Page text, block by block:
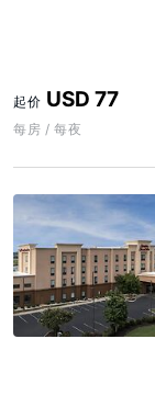
起价 USD 77
每房 / 每夜